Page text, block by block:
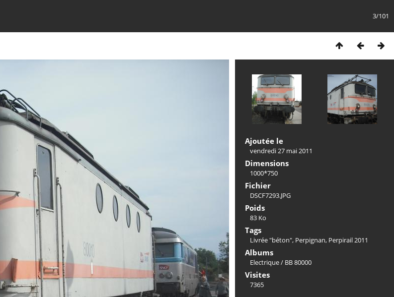
3/101
Ajoutée le
vendredi 27 mai 2011
Dimensions
1000*750
Fichier
DSCF7293.JPG
Poids
83 Ko
Tags
Livrée "béton", Perpignan, Perpirail 2011
Albums
Electrique/ BB 80000
Visites
7365